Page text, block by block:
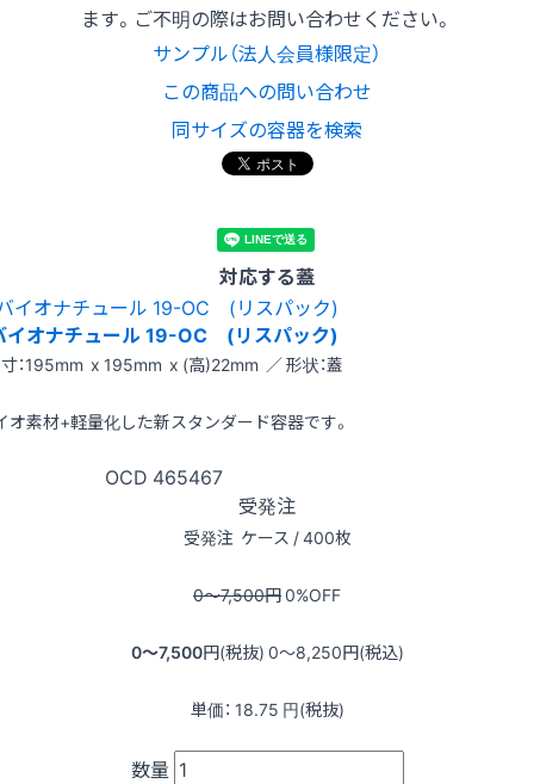
ます。ご不明の際はお問い合わせください。
サンプル（法人会員様限定）
この商品への問い合わせ
同サイズの容器を検索
対応する蓋
イオナチュール 19-OC (リスパック)
：195mm x 195mm x (高)22mm ／ 形状：蓋
オ素材+軽量化した新スタンダード容器です。
OCD 465467
受発注
受発注 ケース / 400枚
0〜7,500円0%OFF
0〜7,500円(税抜) 0〜8,250円(税込)
単価： 18.75 円(税抜)
数量